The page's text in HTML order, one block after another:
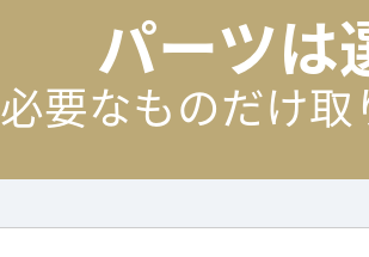
パーツは
必要なものだけ